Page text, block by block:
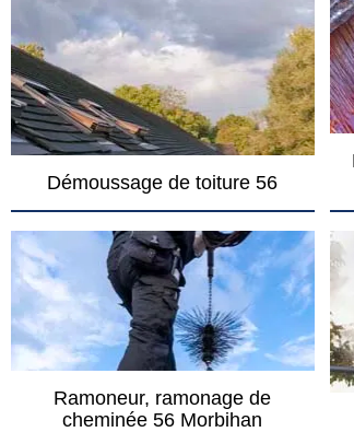
Démoussage de toiture 56
Ramoneur, ramonage de
cheminée 56 Morbihan